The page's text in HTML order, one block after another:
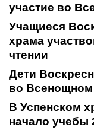
участие во
Учащиеся
храма
чтении
Дети
во Всенощном
В Успенском
начало учебы